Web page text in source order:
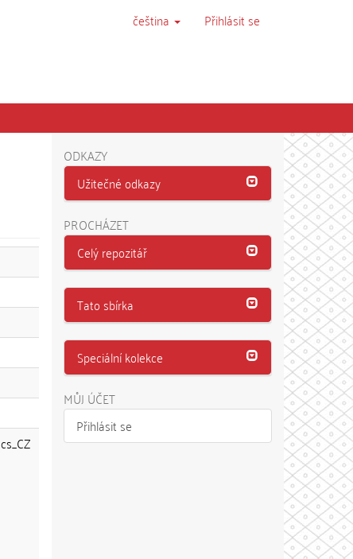
čeština Přihlásit se
cs_CZ
ODKAZY
Užitečné odkazy
PROCHÁZET
Celý repozitář
Tato sbírka
Speciální kolekce
MŮJ ÚČET
Přihlásit se